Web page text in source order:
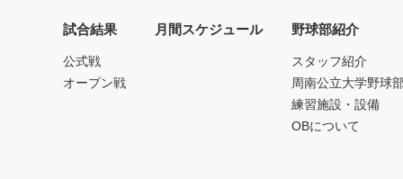
試合結果
公式戦
オープン戦
月間スケジュール 野球部紹介
スタッフ紹介
周南公立大学野球
練習施設・設備
OBについて